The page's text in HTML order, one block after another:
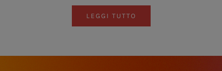
LEGGI TUTTO